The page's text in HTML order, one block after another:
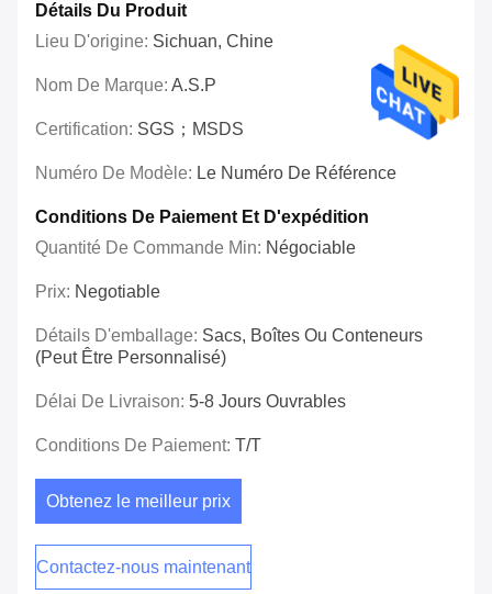
Détails Du Produit
Lieu D'origine: Sichuan, Chine
Nom De Marque: A.S.P
Certification: SGS；MSDS
Numéro De Modèle: Le Numéro De Référence
Conditions De Paiement Et D'expédition
Quantité De Commande Min: Négociable
Prix: Negotiable
Détails D'emballage: Sacs, Boîtes Ou Conteneurs
(peut Être Personnalisé)
Délai De Livraison: 5-8 Jours Ouvrables
Conditions De Paiement: T/T
Obtenez le meilleur prix
Contactez-nous maintenant